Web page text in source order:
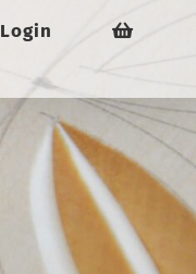
Login